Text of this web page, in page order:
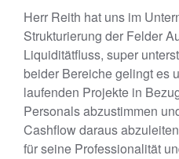
Herr Reith hat uns im
Strukturierung der Felder
Liquiditätfluss, super
beider Bereiche gelingt es
laufenden Projekte in
Personals abzustimmen
Cashflow daraus
für seine Professionalität